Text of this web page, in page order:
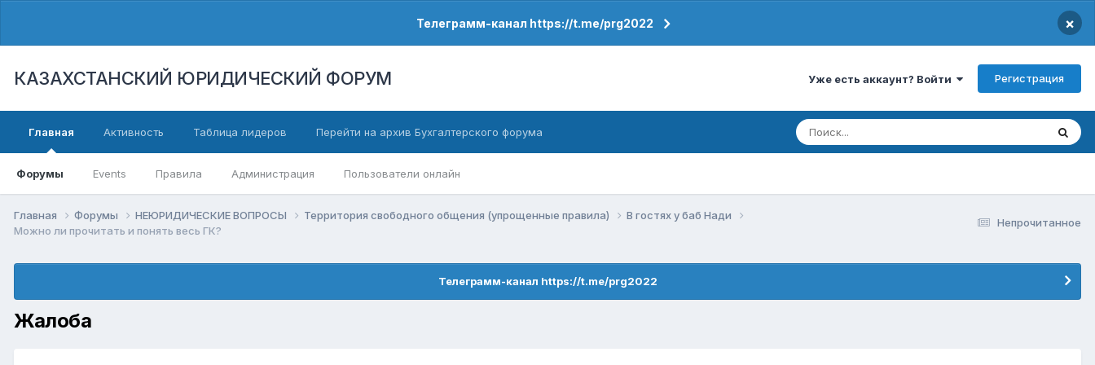
Телеграмм-канал https://t.me/prg2022 ×
КАЗАХСТАНСКИЙ ЮРИДИЧЕСКИЙ ФОРУМ Уже есть аккаунт? Войти Регистрация
Главная
Форумы Events Правила Администрация Пользователи онлайн
Активность Таблица лидеров Перейти на архив Бухгалтерского форума
Непрочитанное
Главная Форумы НЕЮРИДИЧЕСКИЕ ВОПРОСЫ Территория свободного общения (упрощенные правила)
В гостях у баб Нади
Можно ли прочитать и понять весь ГК?
Телеграмм-канал https://t.me/prg2022
Жалоба